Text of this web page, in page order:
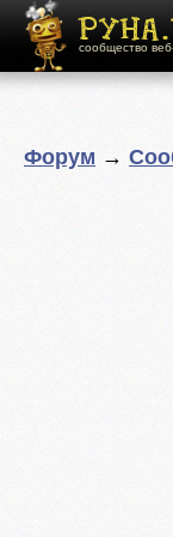
сообщество
Форум →